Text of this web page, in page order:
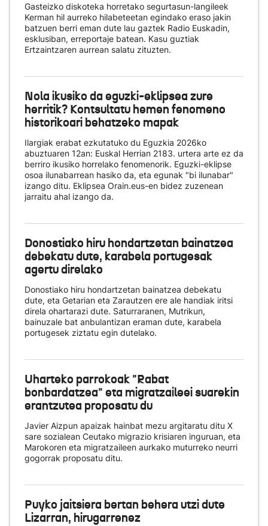
Gasteizko diskoteka horretako segurtasun-langileek
Kerman hil aurreko hilabeteetan egindako eraso jakin
batzuen berri eman dute lau gaztek Radio Euskadin,
esklusiban, erreportaje batean. Kasu guztiak
Ertzaintzaren aurrean salatu zituzten.
Nola ikusiko da eguzki-eklipsea zure
herritik? Kontsultatu hemen fenomeno
historikoari behatzeko mapak
Ilargiak erabat ezkutatuko du Eguzkia 2026ko
abuztuaren 12an: Euskal Herrian 2183. urtera arte ez da
berriro ikusiko horrelako fenomenorik. Eguzki-eklipse
osoa ilunabarrean hasiko da, eta egunak "bi ilunabar"
izango ditu. Eklipsea Orain.eus-en bidez zuzenean
jarraitu ahal izango da.
Donostiako hiru hondartzetan bainatzea
debekatu dute, karabela portugesak
agertu direlako
Donostiako hiru hondartzetan bainatzea debekatu
dute, eta Getarian eta Zarautzen ere ale handiak iritsi
direla ohartarazi dute. Saturraranen, Mutrikun,
bainuzale bat anbulantizan eraman dute, karabela
portugesek ziztatu egin dutelako.
Uharteko parrokoak "Rabat
bonbardatzea" eta migratzaileei suarekin
erantzutea proposatu du
Javier Aizpun apaizak hainbat mezu argitaratu ditu X
sare sozialean Ceutako migrazio krisiaren inguruan, eta
Marokoren eta migratzaileen aurkako muturreko neurri
gogorrak proposatu ditu.
Puyko jaitsiera bertan behera utzi dute
Lizarran, hirugarrenez